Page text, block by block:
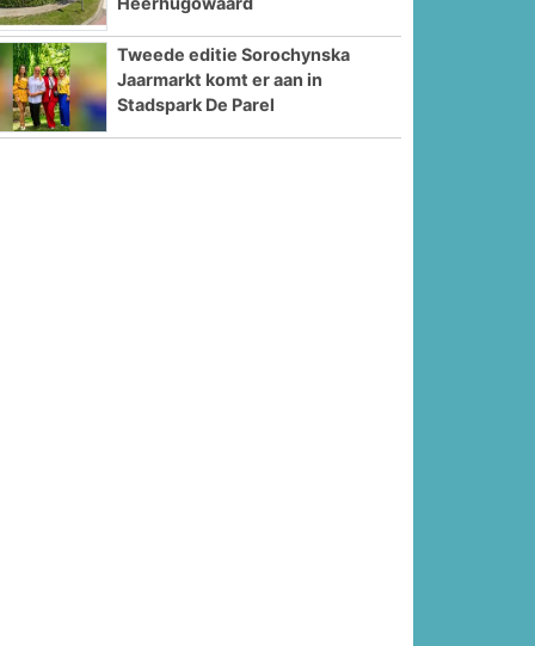
Tweede editie Sorochynska
Jaarmarkt komt er aan in
Stadspark De Parel